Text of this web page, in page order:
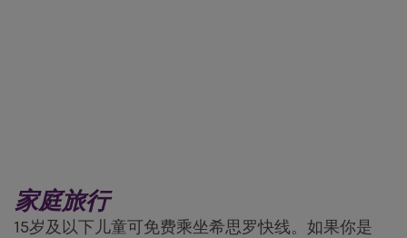
家庭旅行
15岁及以下儿童可免费乘坐希思罗快线。如果你是